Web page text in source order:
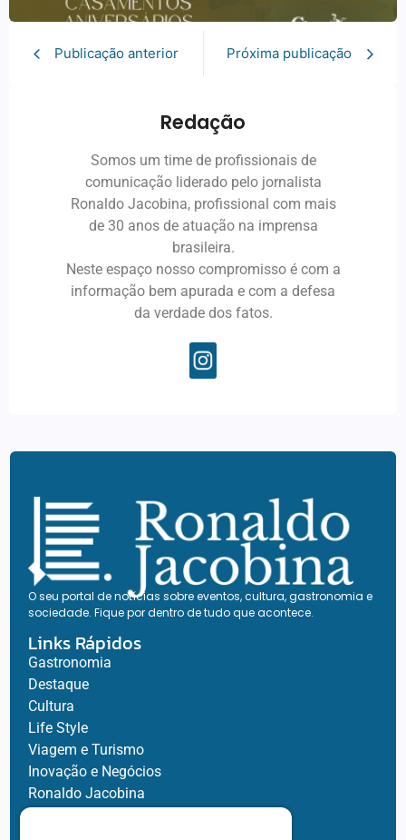
Publicação anterior Próxima publicação
Redação
Somos um time de profissionais de
comunicação liderado pelo jornalista
Ronaldo Jacobina, profissional com mais
de 30 anos de atuação na imprensa
brasileira.
Neste espaço nosso compromisso é com a
informação bem apurada e com a defesa
da verdade dos fatos.
O seu portal de notícias sobre eventos, cultura, gastronomia e
sociedade. Fique por dentro de tudo que acontece.
Links Rápidos
Gastronomia
Destaque
Cultura
Life Style
Viagem e Turismo
Inovação e Negócios
Ronaldo Jacobina